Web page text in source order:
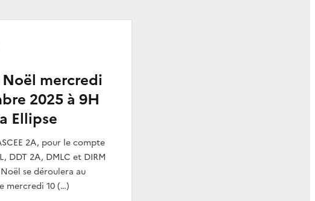
mercredi
2025 à 9H
Ellipse
2A, pour le compte
DDT 2A, DMLC et DIRM
se déroulera au
mercredi 10 (…)